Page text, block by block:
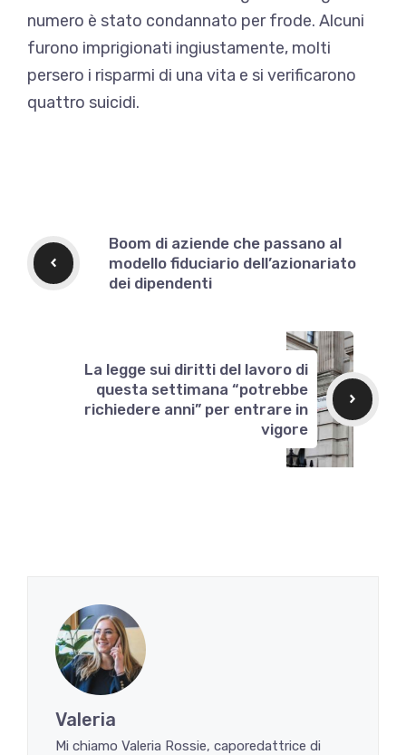
numero è stato condannato per frode. Alcuni
furono imprigionati ingiustamente, molti
persero i risparmi di una vita e si verificarono
quattro suicidi.
Boom di aziende che passano al
modello fiduciario dell’azionariato
dei dipendenti
La legge sui diritti del lavoro di
questa settimana “potrebbe
richiedere anni” per entrare in
vigore
Valeria
Mi chiamo Valeria Rossie, caporedattrice di